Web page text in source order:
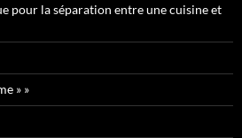
pour la séparation entre une cuisine et
» »